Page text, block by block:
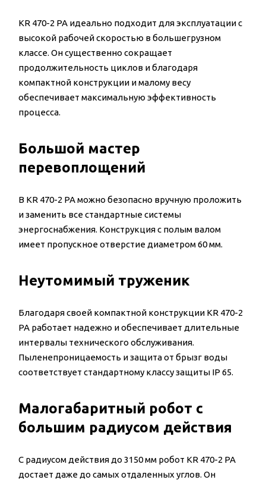
KR 470-2 PA идеально подходит для эксплуатации с
высокой рабочей скоростью в большегрузном
классе. Он существенно сокращает
продолжительность циклов и благодаря
компактной конструкции и малому весу
обеспечивает максимальную эффективность
процесса.
Большой мастер
перевоплощений
В KR 470-2 PA можно безопасно вручную проложить
и заменить все стандартные системы
энергоснабжения. Конструкция с полым валом
имеет пропускное отверстие диаметром 60 мм.
Неутомимый труженик
Благодаря своей компактной конструкции KR 470-2
PA работает надежно и обеспечивает длительные
интервалы технического обслуживания.
Пыленепроницаемость и защита от брызг воды
соответствует стандартному классу защиты IP 65.
Малогабаритный робот с
большим радиусом действия
С радиусом действия до 3150 мм робот KR 470-2 PA
достает даже до самых отдаленных углов. Он